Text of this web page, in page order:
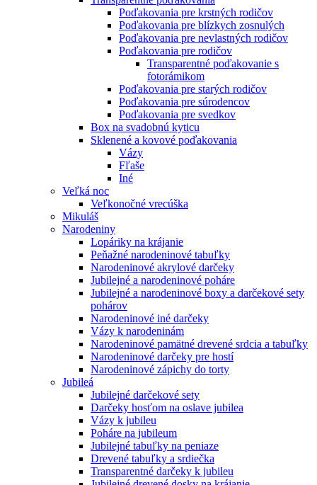
Poďakovania pre krstných rodičov
Poďakovania pre blízkych zosnulých
Poďakovania pre nevlastných rodičov
Poďakovania pre rodičov
Transparentné poďakovanie s
fotorámikom
Poďakovania pre starých rodičov
Poďakovania pre súrodencov
Poďakovania pre svedkov
Box na svadobnú kyticu
Sklenené a kovové poďakovania
Vázy
Fľaše
Iné
Veľká noc
Veľkonočné vrecúška
Mikuláš
Narodeniny
Lopáriky na krájanie
Peňažné narodeninové tabuľky
Narodeninové akrylové darčeky
Jubilejné a narodeninové poháre
Jubilejné a narodeninové boxy a darčekové sety
pohárov
Narodeninové iné darčeky
Vázy k narodeninám
Narodeninové pamätné drevené srdcia a tabuľky
Narodeninové darčeky pre hostí
Narodeninové zápichy do torty
Jubileá
Jubilejné darčekové sety
Darčeky hosťom na oslave jubilea
Vázy k jubileu
Poháre na jubileum
Jubilejné tabuľky na peniaze
Drevené tabuľky a srdiečka
Transparentné darčeky k jubileu